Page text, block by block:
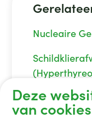
Nucleaire
Deze
van cookies